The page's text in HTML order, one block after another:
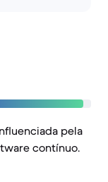
pela
contínuo.